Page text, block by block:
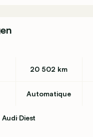
20 502 km
Automatique
Audi Diest